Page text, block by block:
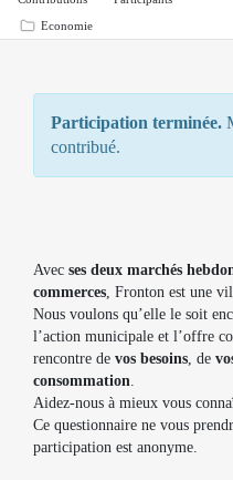
Economie
Participation terminée.
contribué.
Avec ses deux marchés
commerces, Fronton est une
Nous voulons qu’elle le soit
l’action municipale et l’offre
rencontre de vos besoins, de
consommation.
Aidez-nous à mieux vous
Ce questionnaire ne vous
participation est anonyme.